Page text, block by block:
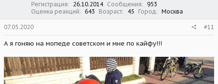
Регистрация 26.10.2014 Сообщения
953
Оценка реакций
643 Возраст 45 Город Москва
07.05.2020 #11
А я гоняю на мопеде советском и мне по кайфу!!!